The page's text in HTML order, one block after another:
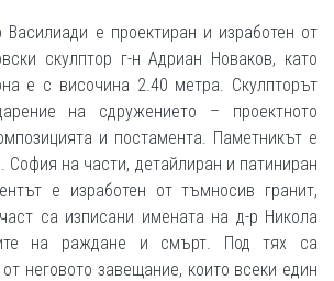
е проектиран и изработен от
скулптор г-н Адриан Новаков, като
е с височина 2.40 метра. Скулпторът
на сдружението – проектното
и постамента. Паметникът е
София на части, детайлиран и патиниран
е изработен от тъмносив гранит,
са изписани имената на д-р Никола
на раждане и смърт. Под тях са
неговото завещание, които всеки един